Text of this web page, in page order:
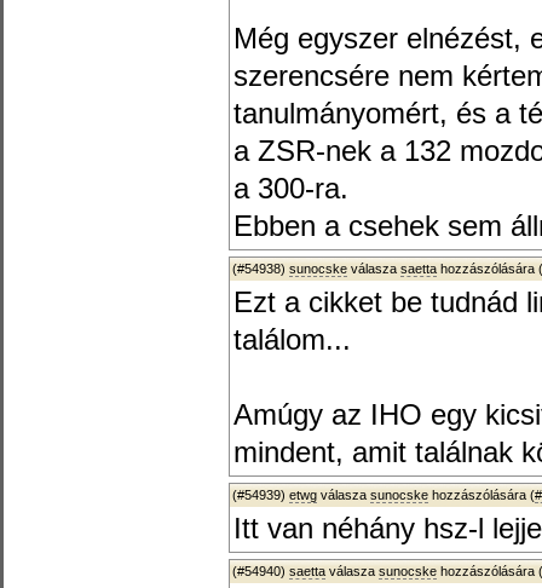
Még egyszer elnézést,
szerencsére nem
tanulmányomért, és a
a ZSR-nek a 132
a 300-ra.
Ebben a csehek sem
(#54938) sunocske válasza saetta hozzászólására (
Ezt a cikket be tudnád
találom...
Amúgy az IHO egy
mindent, amit találnak
(#54939) etwg válasza sunocske hozzászólására (
Itt van néhány hsz-l
(#54940) saetta válasza sunocske hozzászólására (